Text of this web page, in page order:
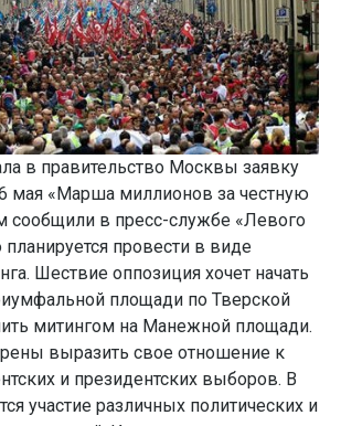
в правительство Москвы заявку
мая «Марша миллионов за честную
сообщили в пресс-службе «Левого
провести в виде
Шествие оппозиция хочет начать
площади по Тверской
митингом на Манежной площади.
выразить свое отношение к
и президентских выборов. В
участие различных политических и